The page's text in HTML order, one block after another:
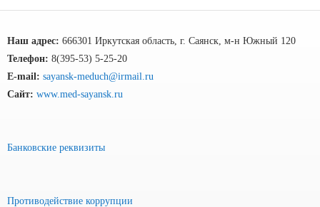
Наш адрес: 666301 Иркутская область, г. Саянск, м-н Южный 120
Телефон: 8(395-53) 5-25-20
E-mail: sayansk-meduch@irmail.ru
Сайт: www.med-sayansk.ru
Банковские реквизиты
Противодействие коррупции